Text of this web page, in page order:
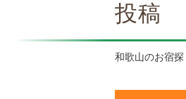
投稿
和歌山のお宿探